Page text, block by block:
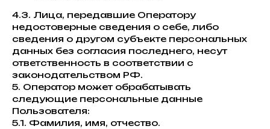
4.3. Лица, передавшие Оператору
недостоверные сведения о себе, либо
сведения о другом субъекте персональных
данных без согласия последнего, несут
ответственность в соответствии с
законодательством РФ.
5. Оператор может обрабатывать
следующие персональные данные
Пользователя:
5.1. Фамилия, имя, отчество.